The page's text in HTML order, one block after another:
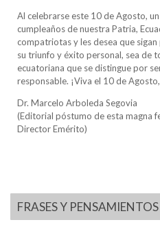
Al celebrarse este 10 de Agosto,
cumpleaños de nuestra Patria,
compatriotas y les desea que
su triunfo y éxito personal, sea de
ecuatoriana que se distingue por
responsable. ¡Viva el 10 de
Dr. Marcelo Arboleda Segovia
(Editorial póstumo de esta magna
Director Emérito)
FRASES Y PENSAMIENTOS